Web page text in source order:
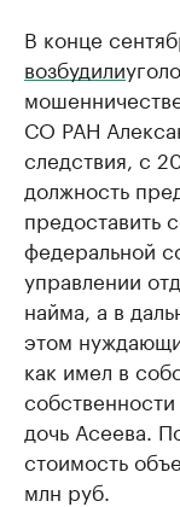
В конце
возбудили
СО РАН
следствия, с
должность
предоставить
федеральной
управлении
найма, а в
этом
как имел в
дочь Асеева.
стоимость
млн руб.